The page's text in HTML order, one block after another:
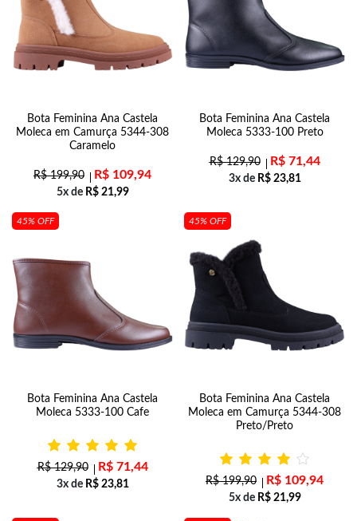
Bota Feminina Ana Castela
Moleca em Camurça 5344-308
Caramelo
R$199,90 R$ 109,94
5x de R$21,99
Bota Feminina Ana Castela
Moleca 5333-100 Preto
R$129,90 R$71,44
3x de R$23,81
45% OFF
Bota Feminina Ana Castela
Moleca 5333-100 Cafe
R$129,90 R$71,44
3x de R$23,81
45% OFF
Bota Feminina Ana Castela
Moleca em Camurça 5344-308
Preto/Preto
R$199,90 R$ 109,94
5x de R$21,99